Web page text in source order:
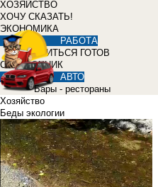
ХОЗЯЙСТВО
ХОЧУ СКАЗАТЬ!
ЭКОНОМИКА
РАБОТА
УЧИТЬСЯ ГОТОВ
СПРАВОЧНИК
АВТО
Бары - рестораны
Хозяйство
Беды экологии